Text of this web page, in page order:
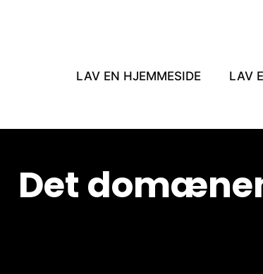
LAV EN HJEMMESIDE LAV
Det